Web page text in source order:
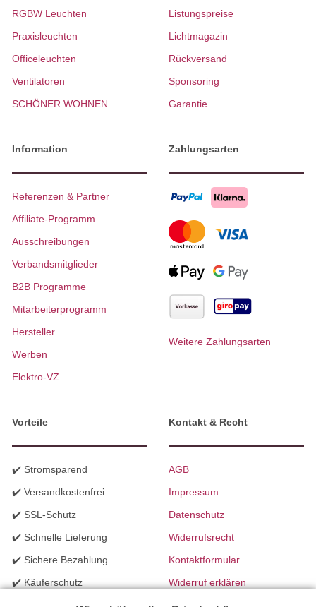
RGBW Leuchten
Praxisleuchten
Officeleuchten
Ventilatoren
SCHÖNER WOHNEN
Listungspreise
Lichtmagazin
Rückversand
Sponsoring
Garantie
Information
Referenzen & Partner
Affiliate-Programm
Ausschreibungen
Verbandsmitglieder
B2B Programme
Mitarbeiterprogramm
Hersteller
Werben
Elektro-VZ
Zahlungsarten
Weitere Zahlungsarten
Vorteile
✔️ Stromsparend
✔️ Versandkostenfrei
✔️ SSL-Schutz
✔️ Schnelle Lieferung
✔️ Sichere Bezahlung
✔️ Käuferschutz
Kontakt & Recht
AGB
Impressum
Datenschutz
Widerrufsrecht
Kontaktformular
Widerruf erklären